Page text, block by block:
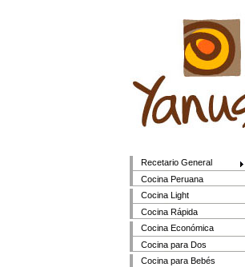
Recetario General
Cocina Peruana
Cocina Light
Cocina Rápida
Cocina Económica
Cocina para Dos
Cocina para Bebés